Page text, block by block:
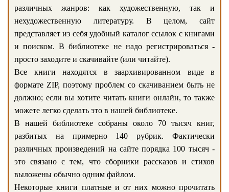
различных жанров: как художественную, так и
нехудожественную литературу. В целом, сайт
представляет из себя удобный каталог ссылок с книгами
и поиском. В библиотеке не надо регистрироваться -
просто заходите и скачивайте (или читайте).
Все книги находятся в заархивированном виде в
формате ZIP, поэтому проблем со скачиванием быть не
должно; если вы хотите читать книги онлайн, то также
можете легко сделать это в нашей библиотеке.
В нашей библиотеке собраны около 70 тысяч книг,
разбитых на примерно 140 рубрик. Фактически
различных произведений на сайте порядка 100 тысяч -
это связано с тем, что сборники рассказов и стихов
выложены обычно одним файлом.
Некоторые книги платные и от них можно прочитать